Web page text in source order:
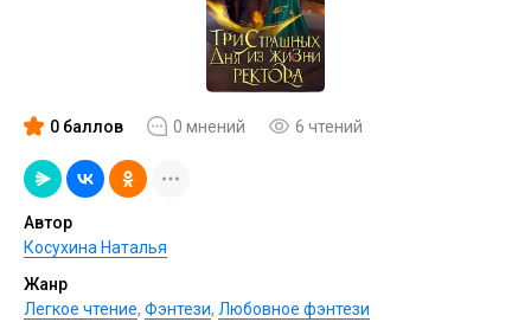
0 баллов 0 мнений 6 чтений
Автор
Косухина Наталья
Жанр
Легкое чтение, Фэнтези, Любовное фэнтези